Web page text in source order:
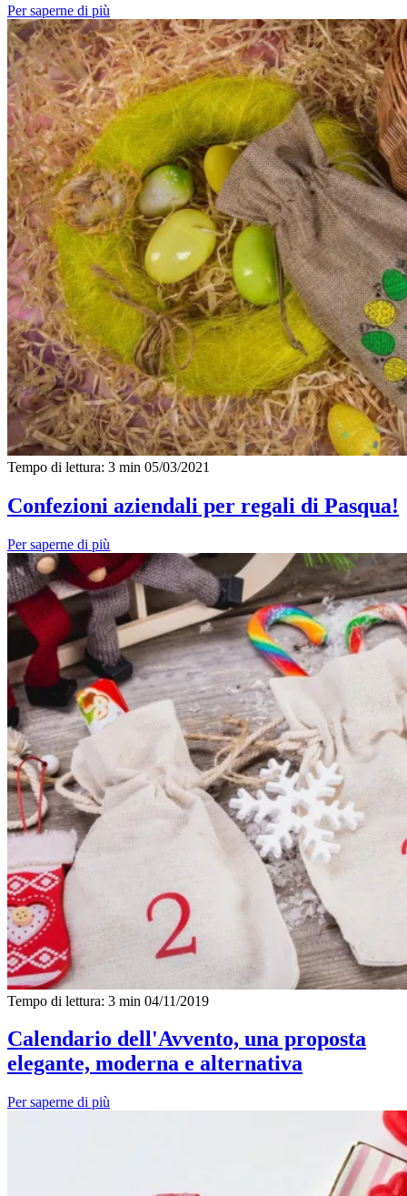
Per saperne di più
Tempo di lettura: 3 min 05/03/2021
Confezioni aziendali per regali di Pasqua!
Per saperne di più
Tempo di lettura: 3 min 04/11/2019
Calendario dell'Avvento, una proposta
elegante, moderna e alternativa
Per saperne di più